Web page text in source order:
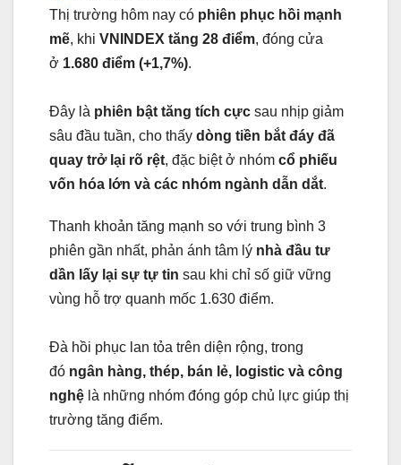
Thị trường hôm nay có phiên phục hồi mạnh
mẽ, khi VNINDEX tăng 28 điểm, đóng cửa
ở 1.680 điểm (+1,7%).
Đây là phiên bật tăng tích cực sau nhịp giảm
sâu đầu tuần, cho thấy dòng tiền bắt đáy đã
quay trở lại rõ rệt, đặc biệt ở nhóm cổ phiếu
vốn hóa lớn và các nhóm ngành dẫn dắt.
Thanh khoản tăng mạnh so với trung bình 3
phiên gần nhất, phản ánh tâm lý nhà đầu tư
dần lấy lại sự tự tin sau khi chỉ số giữ vững
vùng hỗ trợ quanh mốc 1.630 điểm.
Đà hồi phục lan tỏa trên diện rộng, trong
đó ngân hàng, thép, bán lẻ, logistic và công
nghệ là những nhóm đóng góp chủ lực giúp thị
trường tăng điểm.